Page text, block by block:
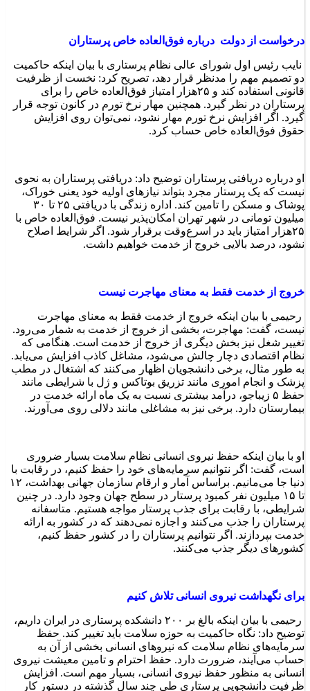
درخواست از دولت درباره فوق‌العاده خاص پرستاران
نایب رئیس اول شورای عالی نظام پرستاری با بیان اینکه حاکمیت
دو تصمیم مهم را مدنظر قرار دهد، تصریح کرد: نخست از ظرفیت
قانونی استفاده‌ کند و ۲۵هزار امتیاز فوق‌العاده خاص را برای
پرستاران در نظر گیرد. همچنین مهار نرخ تورم در کانون توجه قرار
گیرد. اگر افزایش نرخ تورم مهار نشود، نمی‌توان روی افزایش
حقوق فوق‌العاده خاص حساب‌ کرد.
او درباره دریافتی پرستاران توضیح داد: دریافتی پرستاران به نحوی
نیست که یک پرستار مجرد بتواند نیازهای اولیه خود یعنی خوراک،
پوشاک و مسکن را تامین کند. اداره زندگی با دریافتی ۲۵ تا ۳۰
میلیون تومانی در شهر تهران امکان‌پذیر نیست. فوق‌العاده خاص با
۲۵هزار امتیاز باید در اسرع‌وقت برقرار شود. اگر شرایط اصلاح
نشود، درصد بالایی خروج از خدمت خواهیم‌ داشت.
خروج از خدمت فقط به معنای مهاجرت نیست
رحیمی با بیان اینکه خروج از خدمت فقط به معنای مهاجرت
نیست، گفت: مهاجرت، بخشی از خروج از خدمت به‌ شمار می‌رود.
تغییر شغل نیز بخش دیگری از خروج از خدمت است. هنگامی که
نظام اقتصادی دچار چالش می‌شود، مشاغل کاذب افزایش می‌یابد.
به طور مثال، برخی دانشجویان اظهار می‌کنند که اشتغال در مطب
پزشک و انجام اموری مانند تزریق بوتاکس و ژل با شرایطی مانند
حفظ ۵ زیباجو، درآمد بیشتری نسبت به یک ماه ارائه خدمت در
بیمارستان دارد. برخی نیز به مشاغلی مانند دلالی روی می‌آورند.
او با بیان اینکه حفظ نیروی انسانی نظام سلامت بسیار ضروری
است، گفت: اگر نتوانیم سرمایه‌های خود را حفظ کنیم، در رقابت با
دنیا جا می‌مانیم. براساس آمار و ارقام سازمان جهانی بهداشت، ۱۲
تا ۱۵ میلیون نفر کمبود پرستار در سطح جهان وجود دارد. در چنین
شرایطی، با رقابت برای جذب پرستار مواجه هستیم. متاسفانه
پرستاران را جذب می‌کنند و اجازه نمی‌دهند که در کشور به ارائه
خدمت بپردازند. اگر نتوانیم پرستاران را در کشور حفظ کنیم،
کشورهای دیگر جذب می‌کنند.
برای نگهداشت نیروی انسانی تلاش کنیم
رحیمی با بیان اینکه بالغ بر ۲۰۰ دانشکده پرستاری در ایران داریم،
توضیح داد: نگاه حاکمیت به حوزه سلامت باید تغییر کند. حفظ
سرمایه‌های نظام سلامت که نیروهای انسانی بخشی از آن به
حساب می‌آیند، ضرورت دارد. حفظ احترام و تامین معیشت نیروی
انسانی به منظور حفظ نیروی انسانی، بسیار مهم است. افزایش
ظرفیت دانشجویی پرستاری طی چند سال گذشته در دستور کار